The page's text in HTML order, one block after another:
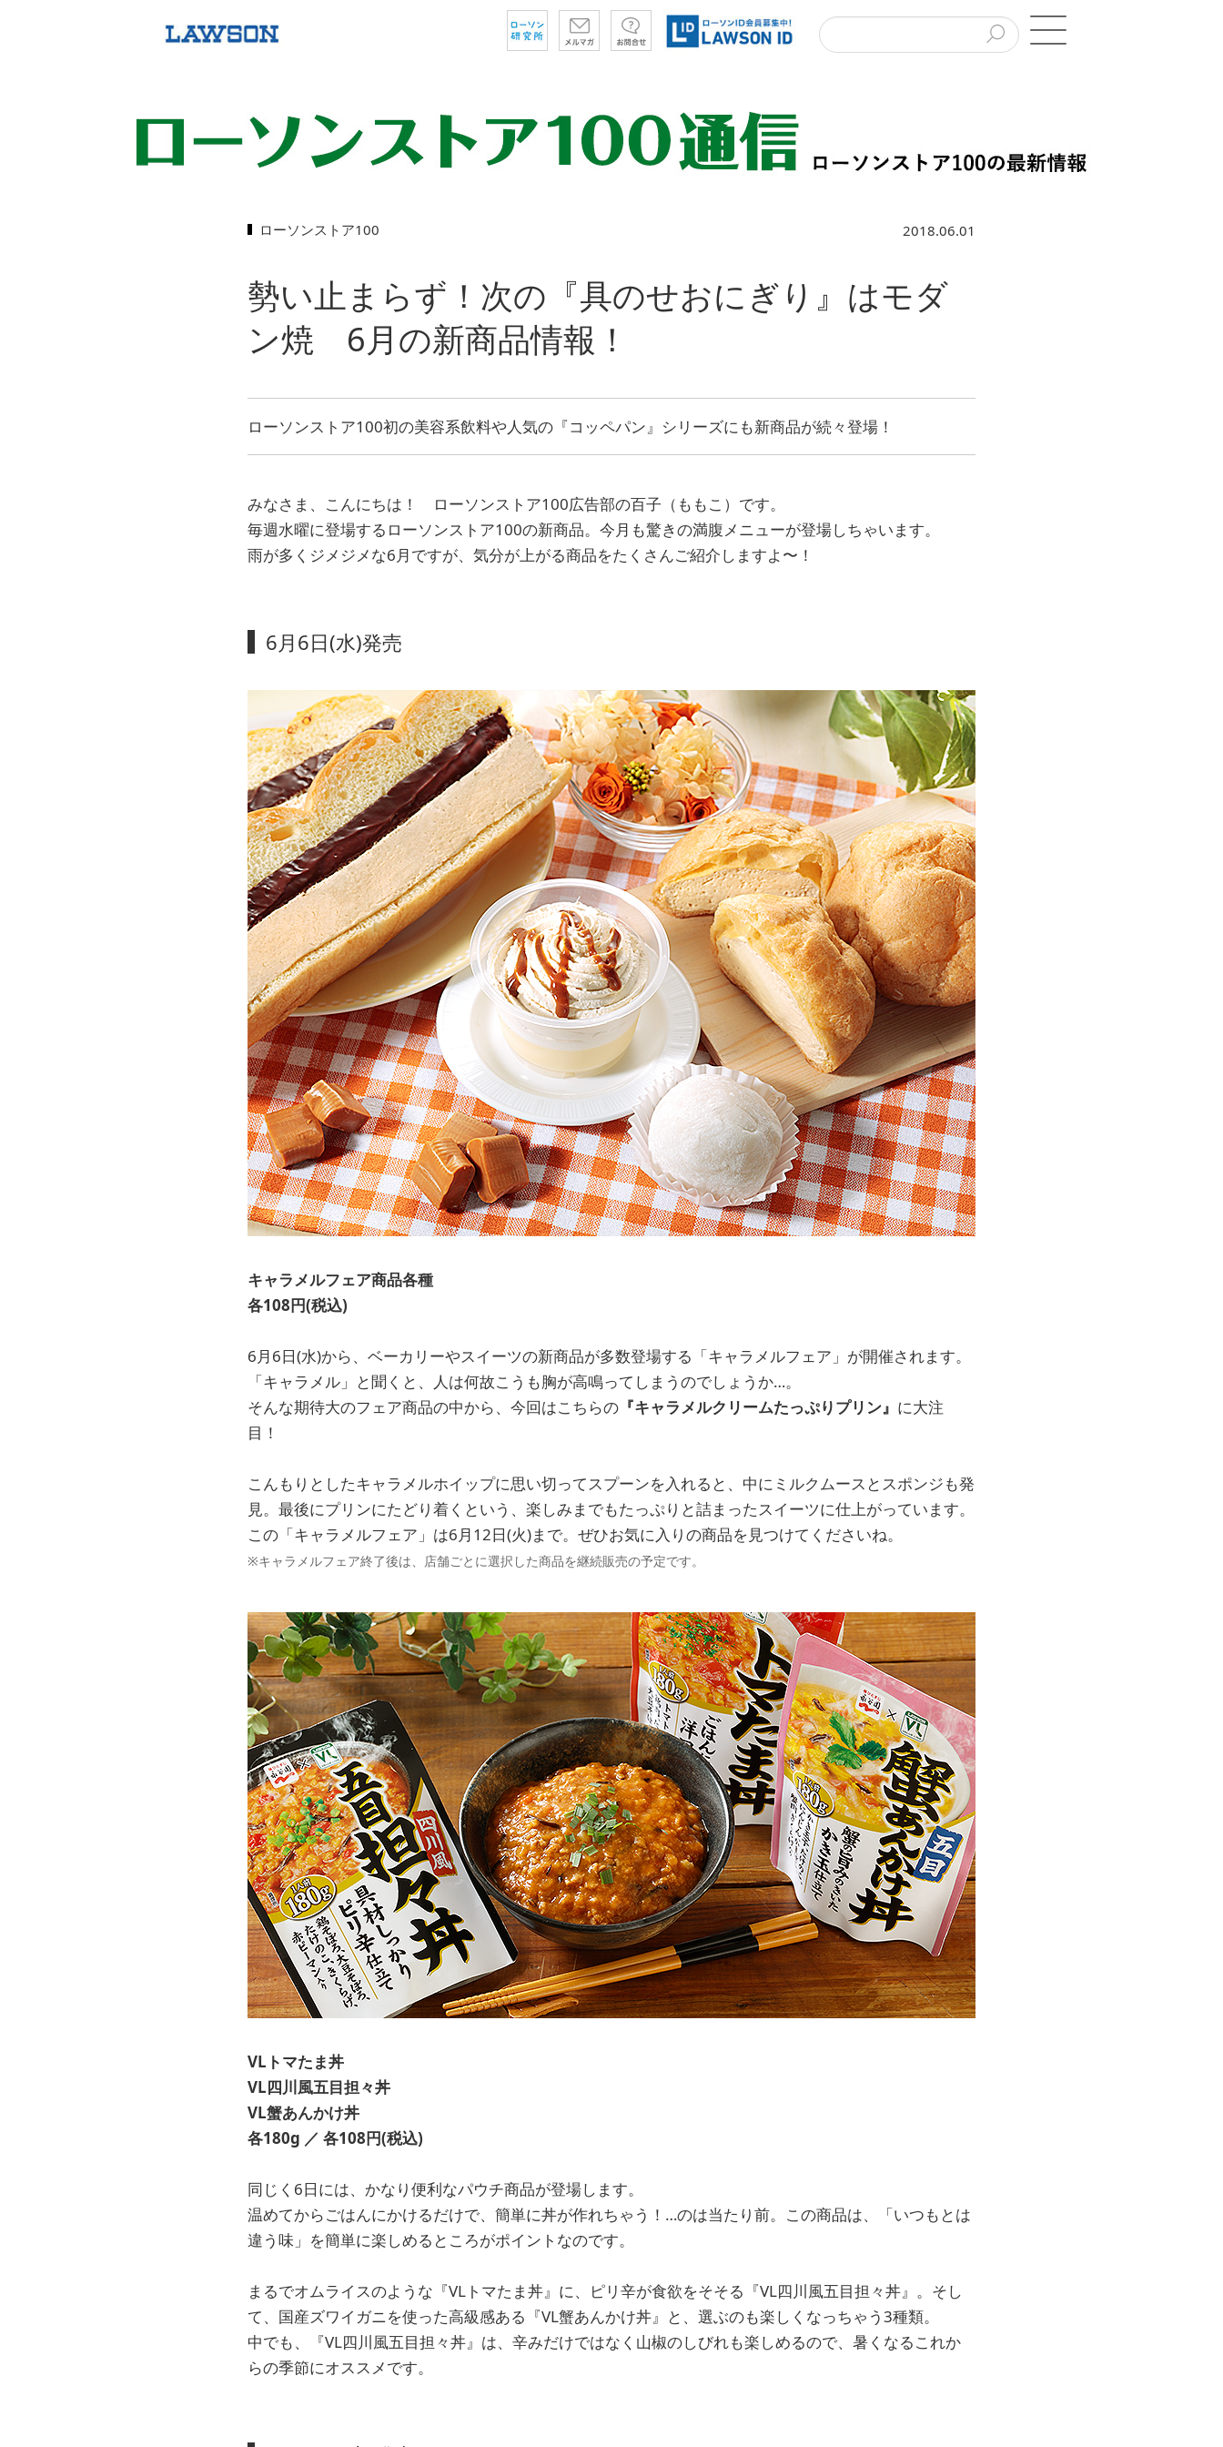
ローソンストア100 2018.06.01
勢い止まらず！次の『具のせおにぎり』はモダ
ン焼 6月の新商品情報！
ローソンストア100初の美容系飲料や人気の『コッペパン』シリーズにも新商品が続々登場！
みなさま、こんにちは！ ローソンストア100広告部の百子（ももこ）です。
毎週水曜に登場するローソンストア100の新商品。今月も驚きの満腹メニューが登場しちゃいます。
雨が多くジメジメな6月ですが、気分が上がる商品をたくさんご紹介しますよ〜！
6月6日(水)発売
キャラメルフェア商品各種
各108円(税込)
6月6日(水)から、ベーカリーやスイーツの新商品が多数登場する「キャラメルフェア」が開催されます。
「キャラメル」と聞くと、人は何故こうも胸が高鳴ってしまうのでしょうか…。
そんな期待大のフェア商品の中から、今回はこちらの 『キャラメルクリームたっぷりプリン』 に大注
目！
こんもりとしたキャラメルホイップに思い切ってスプーンを入れると、中にミルクムースとスポンジも発
見。最後にプリンにたどり着くという、楽しみまでもたっぷりと詰まったスイーツに仕上がっています。
この「キャラメルフェア」は6月12日(火)まで。ぜひお気に入りの商品を見つけてくださいね。
※キャラメルフェア終了後は、店舗ごとに選択した商品を継続販売の予定です。
VLトマたま丼
VL四川風五目担々丼
VL蟹あんかけ丼
各180g ／ 各108円(税込)
同じく6日には、かなり便利なパウチ商品が登場します。
温めてからごはんにかけるだけで、簡単に丼が作れちゃう！…のは当たり前。この商品は、「いつもとは
違う味」を簡単に楽しめるところがポイントなのです。
まるでオムライスのような『VLトマたま丼』に、ピリ辛が食欲をそそる『VL四川風五目担々丼』。そし
て、国産ズワイガニを使った高級感ある『VL蟹あんかけ丼』と、選ぶのも楽しくなっちゃう3種類。
中でも、『VL四川風五目担々丼』は、辛みだけではなく山椒のしびれも楽しめるので、暑くなるこれか
らの季節にオススメです。